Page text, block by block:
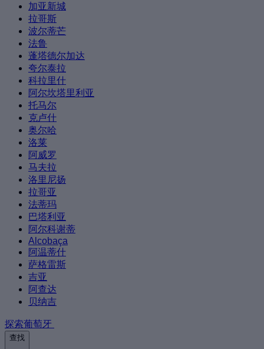
加亚新城
拉哥斯
波尔蒂芒
法鲁
蓬塔德尔加达
夸尔泰拉
科拉里什
阿尔坎塔里利亚
托马尔
克卢什
奥尔哈
洛莱
阿威罗
马夫拉
洛里尼扬
拉哥亚
法蒂玛
巴塔利亚
阿尔科谢蒂
Alcobaça
阿温蒂什
萨格雷斯
吉亚
阿查达
贝纳吉
探索葡萄牙
查找